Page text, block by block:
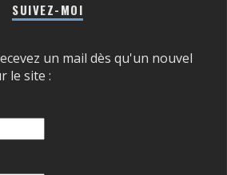
SUIVEZ-MOI
un mail dès qu'un nouvel
le site :